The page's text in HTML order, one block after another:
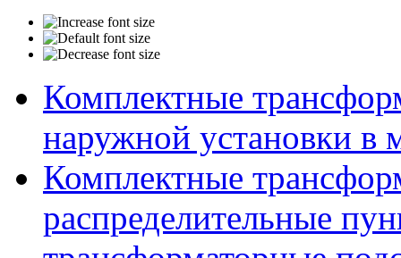
Комплектные
наружной установки в
Комплектные
распределительные